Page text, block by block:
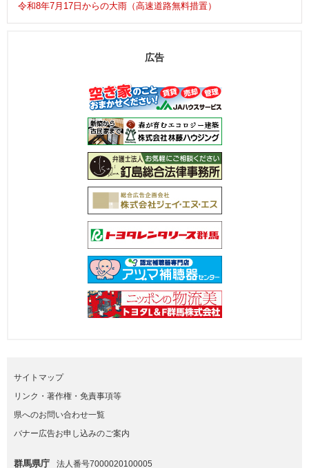
令和8年7月17日からの大雨（高速道路無料措置）
広告
サイトマップ
リンク・著作権・免責事項等
県へのお問い合わせ一覧
バナー広告お申し込みのご案内
群馬県庁 法人番号7000020100005